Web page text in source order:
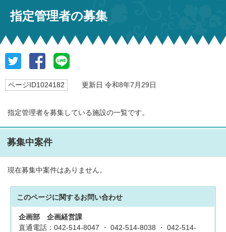
指定管理者の募集
ページID1024182 更新日 令和8年7月29日
指定管理者を募集している施設の一覧です。
募集中案件
現在募集中案件はありません。
このページに関するお問い合わせ
企画部企画経営課
直通電話：042-514-8047 ・ 042-514-8038 ・ 042-514-